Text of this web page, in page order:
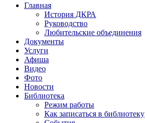
Главная
История ДКРА
Руководство
Любительские объединения
Документы
Услуги
Афиша
Видео
Фото
Новости
Библиотека
Режим работы
Как записаться в библиотеку